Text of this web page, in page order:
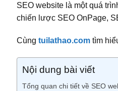
SEO website là một quá
chiến lược SEO OnPage,
Cùng tuilathao.com tìm
Nội dung bài viết
Tổng quan chi tiết về SEO